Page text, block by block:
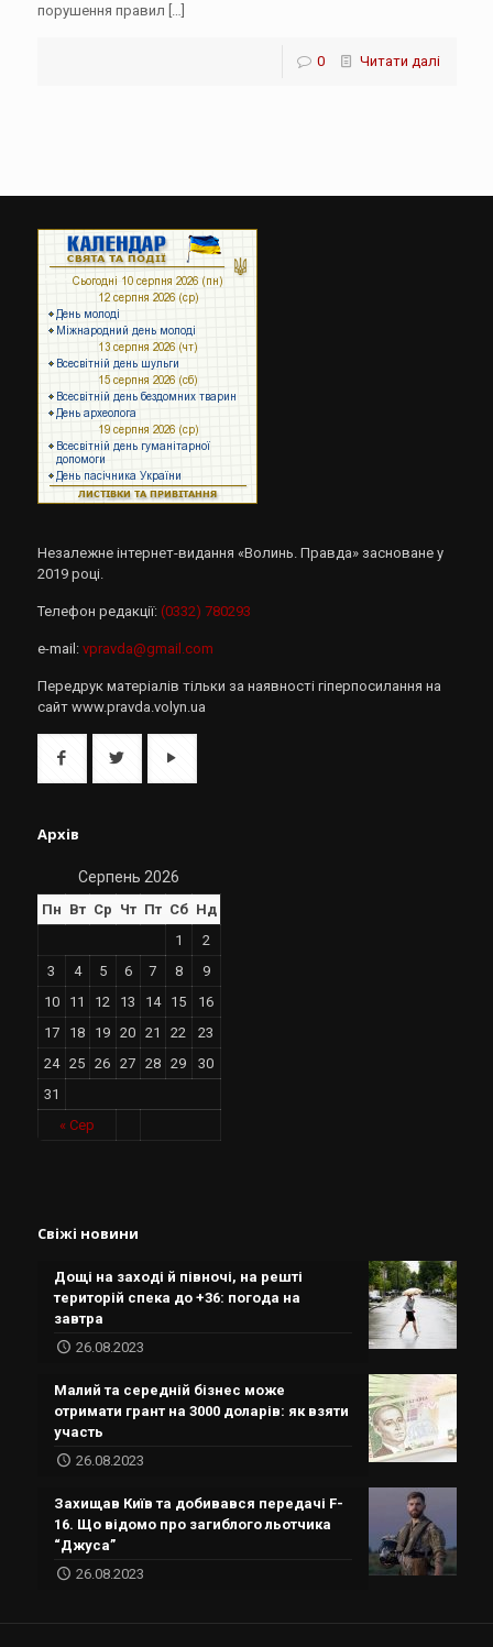
порушення правил […]
0 Читати далі
Незалежне інтернет-видання «Волинь. Правда» засноване у
2019 році.
Телефон редакції: (0332) 780293
e-mail: vpravda@gmail.com
Передрук матеріалів тільки за наявності гіперпосилання на
сайт www.pravda.volyn.ua
Архів
Серпень 2026
Пн Вт Ср Чт Пт Сб Нд
« Сер
1
2
3
4 5 6 7 8
9
10
11 12 13 14 15
16
17
18 19 20 21 22
23
24
25 26 27 28 29
30
31
Свіжі новини
Дощі на заході й півночі, на решті
територій спека до +36: погода на
завтра
26.08.2023
Малий та середній бізнес може
отримати грант на 3000 доларів: як взяти
участь
26.08.2023
Захищав Київ та добивався передачі F-
16. Що відомо про загиблого льотчика
“Джуса”
26.08.2023